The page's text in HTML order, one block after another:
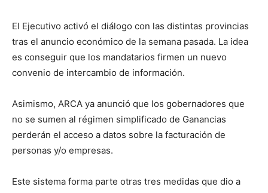
El Ejecutivo activó el diálogo con las distintas provincias
tras el anuncio económico de la semana pasada. La idea
es conseguir que los mandatarios firmen un nuevo
convenio de intercambio de información.
Asimismo, ARCA ya anunció que los gobernadores que
no se sumen al régimen simplificado de Ganancias
perderán el acceso a datos sobre la facturación de
personas y/o empresas.
Este sistema forma parte otras tres medidas que dio a